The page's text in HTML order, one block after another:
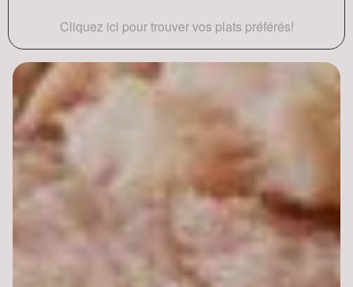
Cliquez ici pour trouver vos plats préférés!